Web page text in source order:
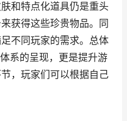
和特点化道具仍是重头
获得这些珍贵物品。同
不同玩家的需求。总体
系的呈现，更是提升游
，玩家们可以根据自己